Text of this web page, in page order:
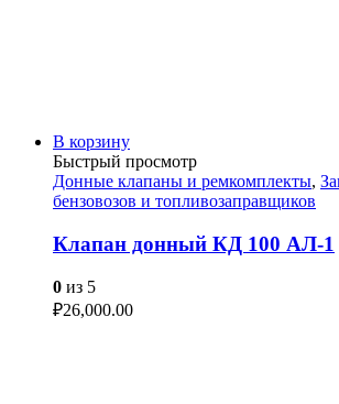
В корзину
Быстрый просмотр
Донные клапаны и ремкомплекты,
бензовозов и топливозаправщиков
Клапан донный КД 100 АЛ-1
0 из 5
₽26,000.00